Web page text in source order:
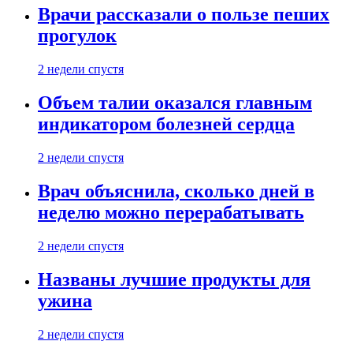
Врачи рассказали о пользе пеших
прогулок
2 недели спустя
Объем талии оказался главным
индикатором болезней сердца
2 недели спустя
Врач объяснила, сколько дней в
неделю можно перерабатывать
2 недели спустя
Названы лучшие продукты для
ужина
2 недели спустя